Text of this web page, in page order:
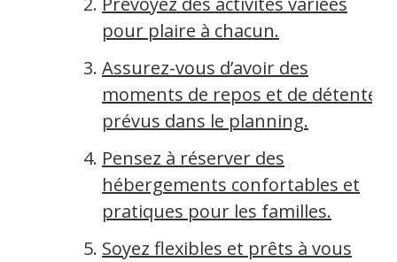
pour plaire à chacun.
Assurez-vous d’avoir des
moments de repos et de détente
prévus dans le planning.
Pensez à réserver des
hébergements confortables et
pratiques pour les familles.
Soyez flexibles et prêts à vous